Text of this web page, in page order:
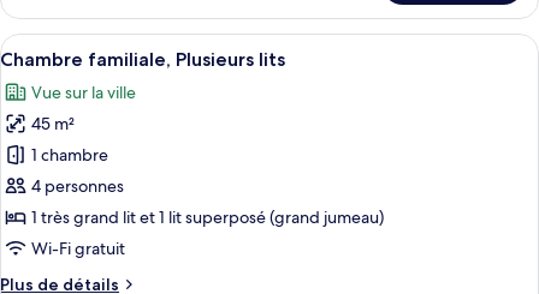
One-
Bedroom
Suite
Afficher
toutes
les
photos
pour
ce
type
de
chambre :
Une chambre d’hôtel avec un
5
Chambre familiale, Plusieurs lits
Vue sur la ville
45 m²
1 chambre
4 personnes
1 très grand lit et 1 lit superposé (grand jumeau)
Wi-Fi gratuit
Plus de détails
Plus